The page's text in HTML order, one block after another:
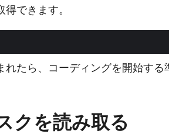
できます。
たら、コーディングを開始する
クを読み取る